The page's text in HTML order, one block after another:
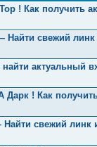
! Как получить
Найти свежий линк
актуальный
Дарк ! Как
свежий линк